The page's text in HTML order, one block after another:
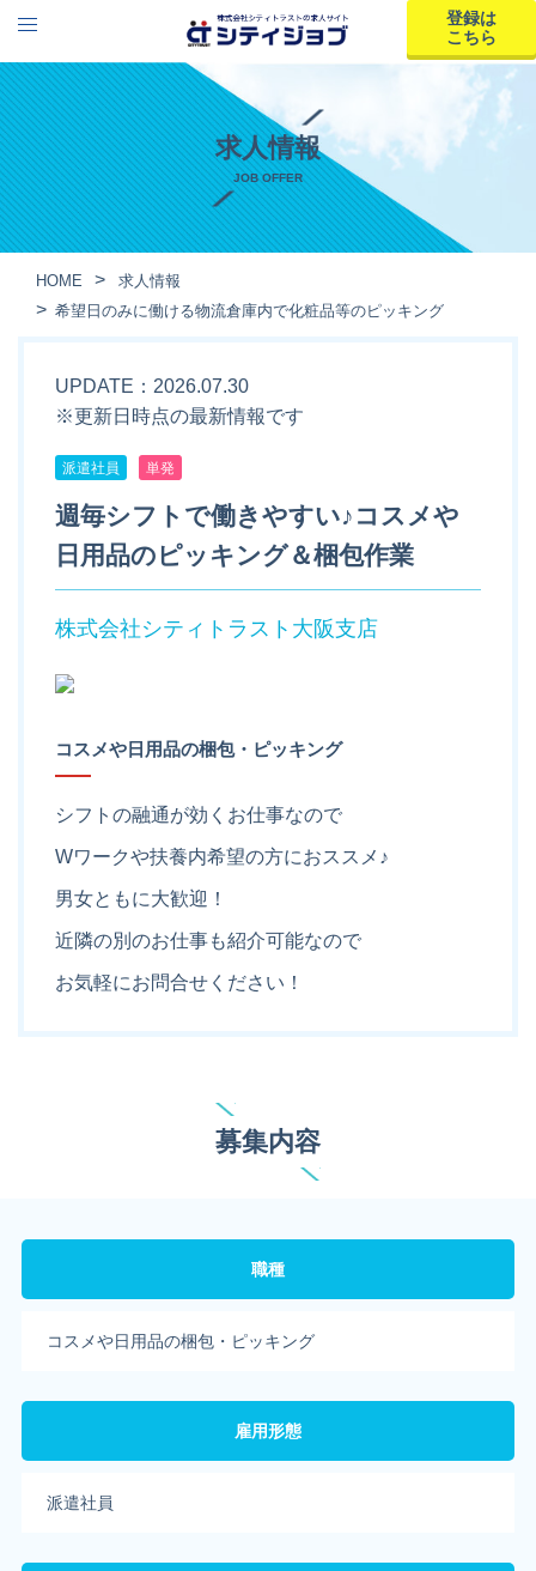
登録は
こちら
求人情報
JOB OFFER
HOME
求人情報
希望日のみに働ける物流倉庫内で化粧品等のピッキング
UPDATE：2026.07.30
※更新日時点の最新情報です
派遣社員 単発
週毎シフトで働きやすい♪コスメや
日用品のピッキング＆梱包作業
株式会社シティトラスト大阪支店
コスメや日用品の梱包・ピッキング
シフトの融通が効くお仕事なので
Wワークや扶養内希望の方におススメ♪
男女ともに大歓迎！
近隣の別のお仕事も紹介可能なので
お気軽にお問合せください！
募集内容
職種
コスメや日用品の梱包・ピッキング
雇用形態
派遣社員